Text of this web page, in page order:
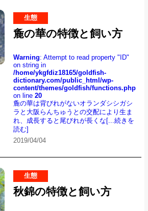
生態
麁の華の特徴と飼い方
Warning: Attempt to read property "ID"
on string in
/home/ykgfdiz18165/goldfish-
dictionary.com/public_html/wp-
content/themes/goldfish/functions.php
on line20
麁の華は背びれがないオランダシシガシ
ラと大阪らんちゅうとの交配により生ま
れ、成長すると尾びれが長くな [...続きを
読む]
2019/04/04
生態
秋錦の特徴と飼い方